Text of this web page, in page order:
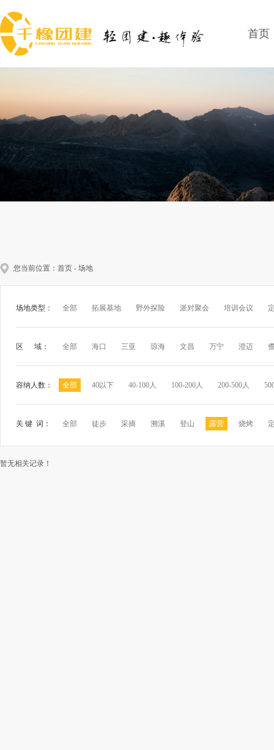
首页
您当前位置： 首页 - 场地
场地类型： 全部 拓展基地 野外探险 派对聚会 培训会议
区 域： 全部 海口 三亚 琼海 文昌 万宁 澄迈
容纳人数： 全部 40以下 40-100人 100-200人 200-500人
关 键 词： 全部 徒步 采摘 溯溪 登山 露营 烧烤
暂无相关记录！